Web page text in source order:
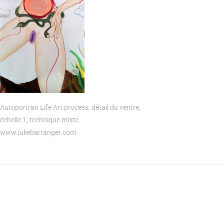
Autoportrait Life Art process, détail du ventre,
échelle 1, technique mixte.
www.juliebarranger.com